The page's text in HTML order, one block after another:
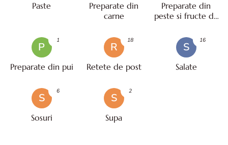
Paste
Preparate din
carne
Preparate din
peste si fructe de
P
Preparate din pui
1
R
Retete de post
18
S
Salate
16
S
Sosuri
6
S
Supa
2